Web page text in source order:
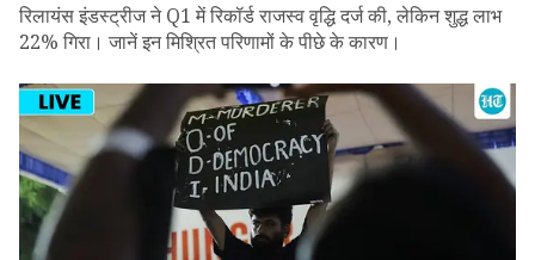
रिलायंस इंडस्ट्रीज ने Q1 में रिकॉर्ड राजस्व वृद्धि दर्ज की, लेकिन शुद्ध लाभ
22% गिरा। जानें इन मिश्रित परिणामों के पीछे के कारण।